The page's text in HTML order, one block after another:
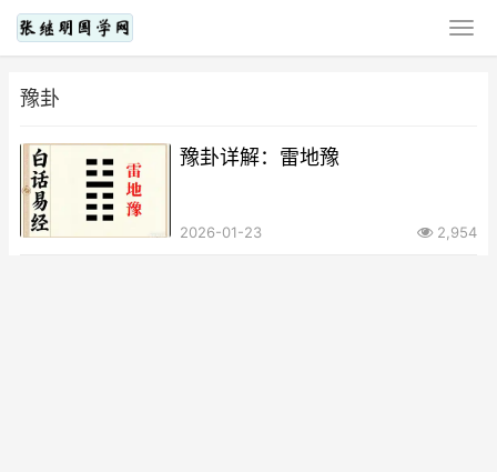
豫卦
豫卦详解：雷地豫
2026-01-23 2,954